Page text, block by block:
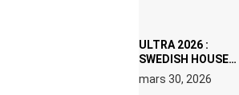
ULTRA 2026 :
SWEDISH HOUSE
MAFIA RETROUVE
ERIC PRYDZ DANS
mars 30, 2026